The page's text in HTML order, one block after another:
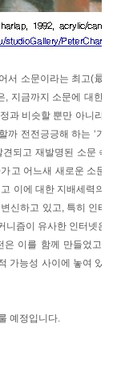
서 소문이라는 최고(最古
지금까지 소문에 대한 기
과 비슷할 뿐만 아니라,
전전긍긍해 하는 ‘기술
되고 재발명된 소문 속
고 어느새 새로운 소문의
이에 대한 지배세력의
신하고 있고, 특히 인터
니즘이 유사한 인터넷은
은 이를 함께 만들었고,
가능성 사이에 놓여 있는
예정입니다.